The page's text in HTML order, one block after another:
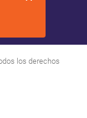
los derechos